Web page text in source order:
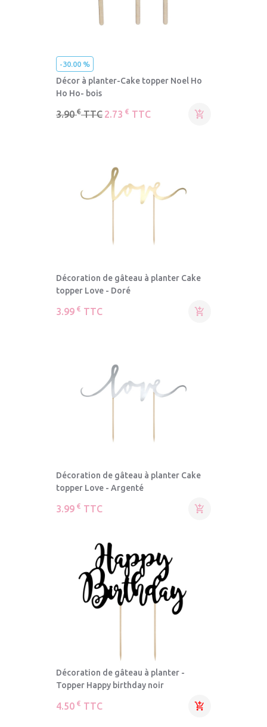
-30.00 %
Décor à planter-Cake topper Noel Ho
Ho Ho- bois
3.90€ TTC 2.73 € TTC 
Décoration de gâteau à planter Cake
topper Love - Doré
3.99 € TTC 
Décoration de gâteau à planter Cake
topper Love - Argenté
3.99 € TTC 
Décoration de gâteau à planter -
Topper Happy birthday noir
4.50 € TTC 